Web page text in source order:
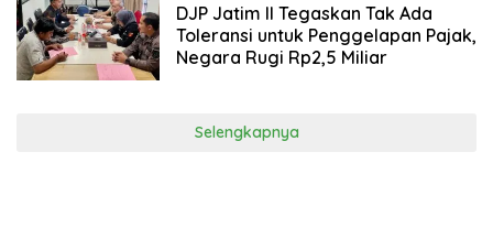
DJP Jatim II Tegaskan Tak Ada
Toleransi untuk Penggelapan Pajak,
Negara Rugi Rp2,5 Miliar
Selengkapnya